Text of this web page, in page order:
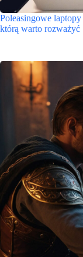
Poleasingowe
którą warto rozważyć